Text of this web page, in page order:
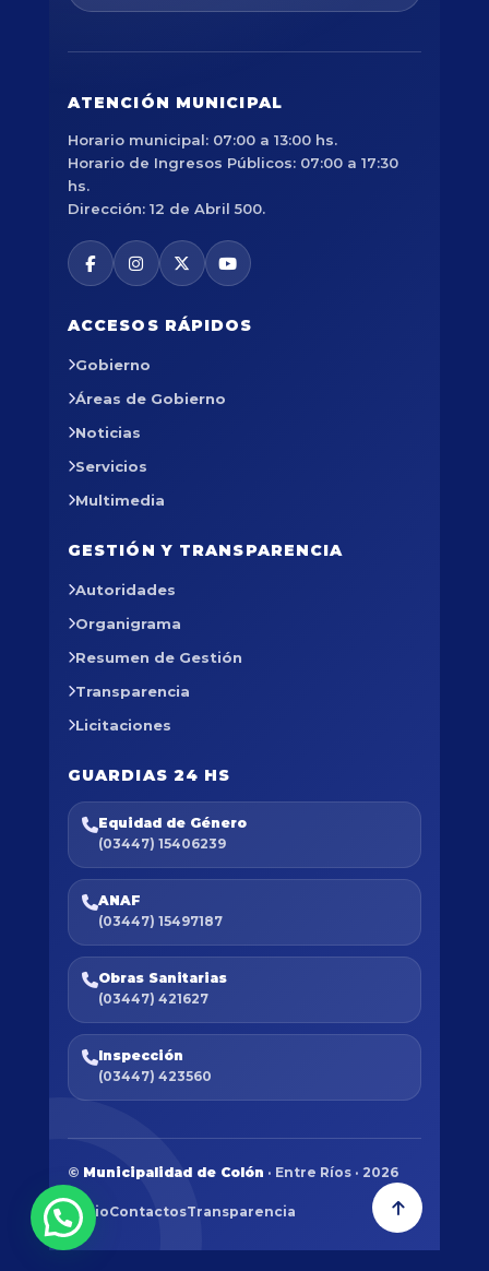
ATENCIÓN MUNICIPAL
Horario municipal: 07:00 a 13:00 hs.
Horario de Ingresos Públicos: 07:00 a 17:30
hs.
Dirección: 12 de Abril 500.
ACCESOS RÁPIDOS
Gobierno
Áreas de Gobierno
Noticias
Servicios
Multimedia
GESTIÓN Y TRANSPARENCIA
Autoridades
Organigrama
Resumen de Gestión
Transparencia
Licitaciones
GUARDIAS 24 HS
Equidad de Género
(03447) 15406239
ANAF
(03447) 15497187
Obras Sanitarias
(03447) 421627
Inspección
(03447) 423560
© Municipalidad de Colón · Entre Ríos · 2026
InicioContactosTransparencia